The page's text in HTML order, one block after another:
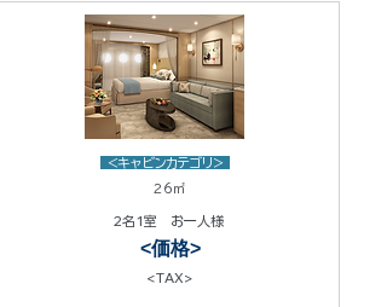
<キャビンカテゴリ>
26㎡
2名1室 お一人様
<価格>
<TAX>